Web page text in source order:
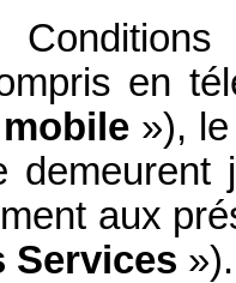
en
»), le
demeurent
aux
Services »).